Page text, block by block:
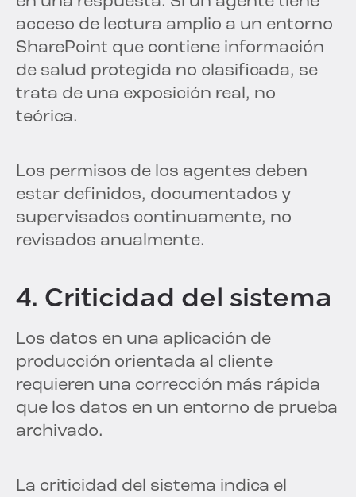
acceso de lectura amplio a un entorno
SharePoint que contiene información
de salud protegida no clasificada, se
trata de una exposición real, no
teórica.
Los permisos de los agentes deben
estar definidos, documentados y
supervisados continuamente, no
revisados anualmente.
4. Criticidad del sistema
Los datos en una aplicación de
producción orientada al cliente
requieren una corrección más rápida
que los datos en un entorno de prueba
archivado.
La criticidad del sistema indica el